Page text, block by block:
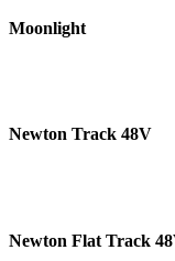
Moonlight
Newton Track 48V
Newton Flat Track